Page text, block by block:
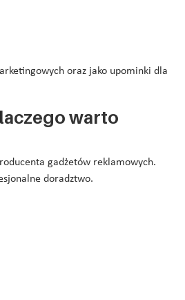
oraz jako upominki dla
warto
gadżetów reklamowych.
doradztwo.